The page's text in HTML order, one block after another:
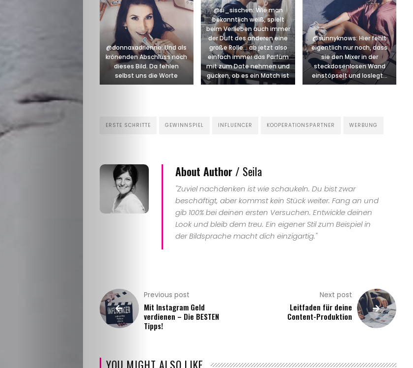
Shop
Gratis-
Buch
@donnaxadrienne: Und als
krönenden Abschluss noch
dieses Bild. Da fehlen
selbst uns die Worte
@si_sischen: Wie man
bekanntlich weiß, spielt
beim Verlieben auch immer
der Duft des anderen eine
große Rolle… ab jetzt also
einfach immer das Parfüm
mit zum Date nehmen und
gucken, ob es ein Match ist
@sunnyknows: Hier fehlt
eigentlich nur noch, dass
sie den Mixer in der
steckdosenlosen Wand
einstöpselt und loslegt…
ERSTE SCHRITTE GEWINNSPIEL INFLUENCER KOOPERATIONSPARTNER WERBUNG
About Author / Seila
"Zuviel nachdenken ist wie schaukeln. Du bist zwar
beschäftigt, aber kommst kein Stück weiter. Fang an und
gib 100% bei deinen ersten Versuchen. Entwickle deinen
Look und bleib dem treu. Ein eigener Stil zum Beispiel in
der Bildsprache macht dich einzigartig."
Previous post
Mit Instagram Geld
verdienen – Die BESTEN
Tipps!
Next post
Leitfaden für deine
Content-Produktion
YOU MIGHT ALSO LIKE